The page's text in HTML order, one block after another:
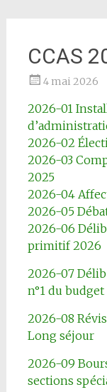
CCAS
4 mai 2026
2026-01
2026-02
2026-03
2025
2026-04
2026-05
2026-06
primitif 2026
2026-07
n°1 du budget
2026-08
Long séjour
2026-09
sections